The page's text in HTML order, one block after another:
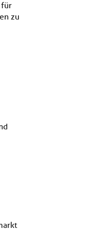
für
zu